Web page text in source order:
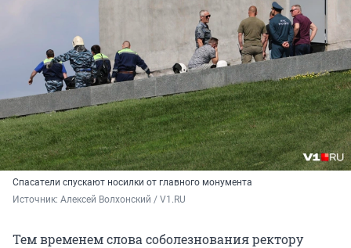
Спасатели спускают носилки от главного монумента
Источник: Алексей Волхонский / V1.RU
Тем временем слова соболезнования ректору